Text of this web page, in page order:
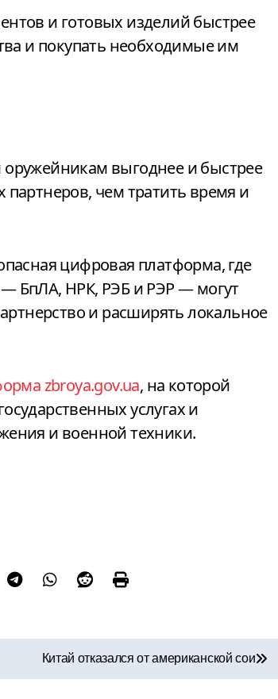
и готовых изделий быстрее
и покупать необходимые им
выгоднее и быстрее
чем тратить время и
цифровая платформа, где
БпЛА, НРК, РЭБ и РЭР — могут
и расширять локальное
zbroya.gov.ua, на которой
услугах и
и военной техники.
Китай отказался от американской сои